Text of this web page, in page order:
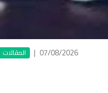
07/08/2026
| المقالات